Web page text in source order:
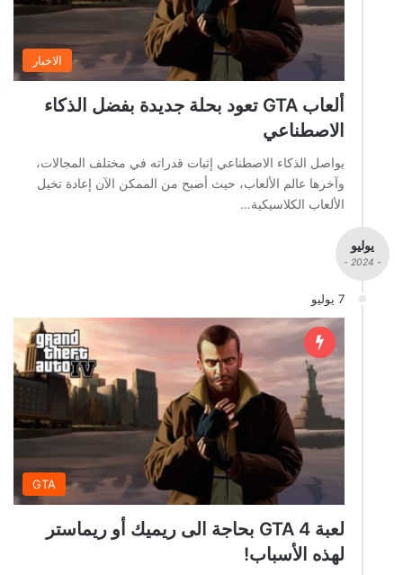
الاخبار
ألعاب GTA تعود بحلة جديدة بفضل الذكاء
الاصطناعي
يواصل الذكاء الاصطناعي إثبات قدراته في مختلف المجالات،
وآخرها عالم الألعاب، حيث أصبح من الممكن الآن إعادة تخيل
الألعاب الكلاسيكية…
يوليو
- 2024 -
7 يوليو
GTA
لعبة GTA 4 بحاجة الى ريميك أو ريماستر
لهذه الأسباب!